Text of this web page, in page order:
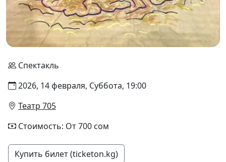
Спектакль
2026, 14 февраля, Суббота, 19:00
Театр 705
Стоимость: От 700 сом
Купить билет (ticketon.kg)